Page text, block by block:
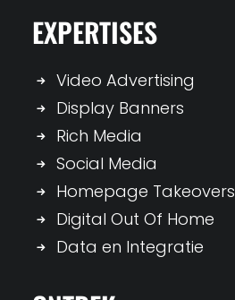
EXPERTISES
Video Advertising
Display Banners
Rich Media
Social Media
Homepage Takeovers
Digital Out Of Home
Data en Integratie